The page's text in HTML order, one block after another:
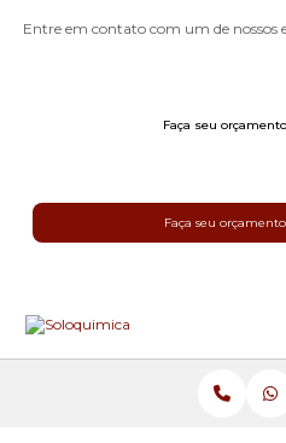
Entre em contato com um de nossos
Faça seu
Faça seu